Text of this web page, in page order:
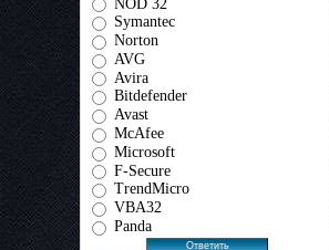
Symantec
Norton
AVG
Avira
Bitdefender
Avast
McAfee
Microsoft
F-Secure
TrendMicro
VBA32
Panda